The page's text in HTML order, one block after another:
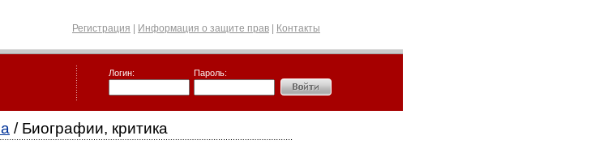
Регистрация Информация о защите прав Контакты
Логин: Пароль:
/ Биографии, критика